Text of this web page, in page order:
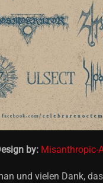
by: Misanthropic-
und vielen Dank,